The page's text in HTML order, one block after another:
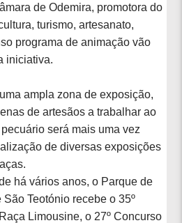
de Odemira, promotora do
turismo, artesanato,
programa de animação vão
iniciativa.
ampla zona de exposição,
de artesãos a trabalhar ao
será mais uma vez
de diversas exposições
há vários anos, o Parque de
Teotónio recebe o 35º
Limousine, o 27º Concurso